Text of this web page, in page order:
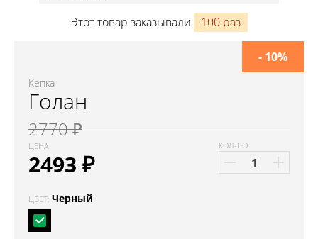
Этот товар заказывали 100 раз
Кепка
Голан
2770 ₽
ЦЕНА
2493 ₽
- 10%
КОЛ-ВО
ЦВЕТ: Черный